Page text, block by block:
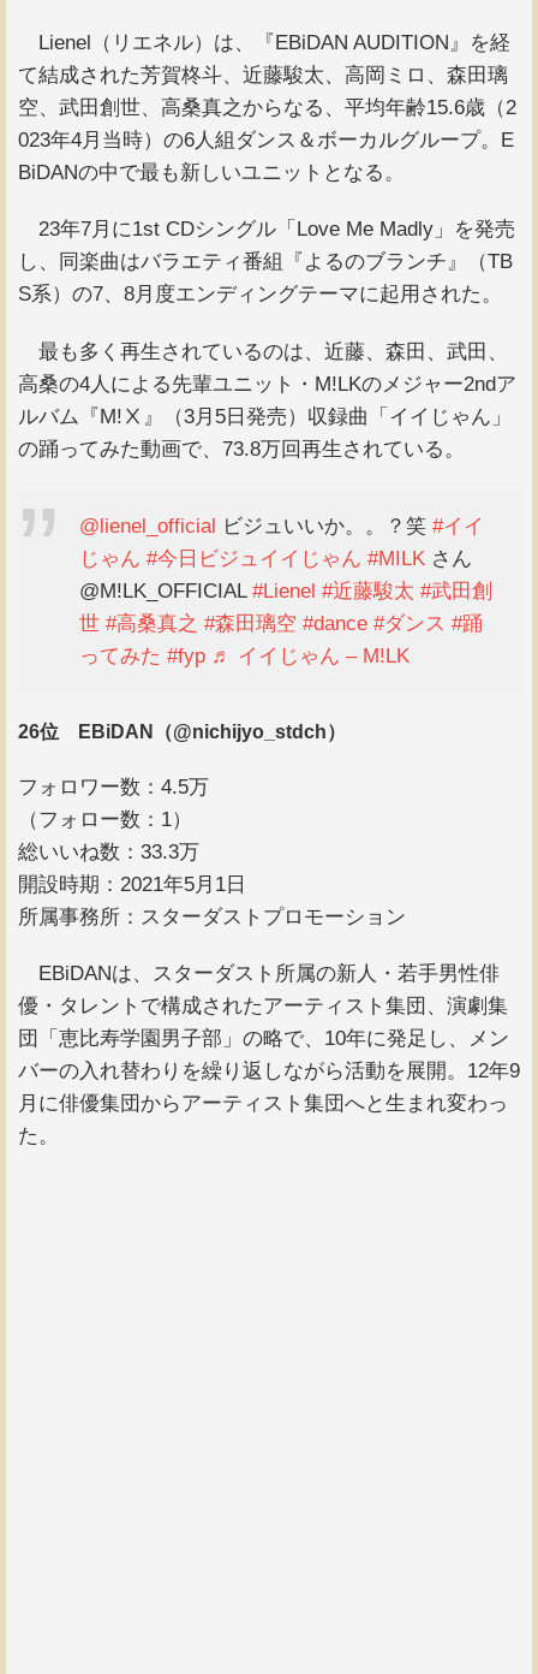
Lienel（リエネル）は、『EBiDAN AUDITION』を経
て結成された芳賀柊斗、近藤駿太、高岡ミロ、森田璃
空、武田創世、高桑真之からなる、平均年齢15.6歳（2
023年4月当時）の6人組ダンス＆ボーカルグループ。E
BiDANの中で最も新しいユニットとなる。
23年7月に1st CDシングル「Love Me Madly」を発売
し、同楽曲はバラエティ番組『よるのブランチ』（TB
S系）の7、8月度エンディングテーマに起用された。
最も多く再生されているのは、近藤、森田、武田、
高桑の4人による先輩ユニット・M!LKのメジャー2ndア
ルバム『M!Ⅹ』（3月5日発売）収録曲「イイじゃん」
の踊ってみた動画で、73.8万回再生されている。
@lienel_official ビジュいいか。。？笑 #イイ
じゃん #今日ビジュイイじゃん #MILK さん
@M!LK_OFFICIAL #Lienel #近藤駿太 #武田創
世 #高桑真之 #森田璃空 #dance #ダンス #踊
ってみた #fyp ♬ イイじゃん – M!LK
26位 EBiDAN（@nichijyo_stdch）
フォロワー数：4.5万
（フォロー数：1）
総いいね数：33.3万
開設時期：2021年5月1日
所属事務所：スターダストプロモーション
EBiDANは、スターダスト所属の新人・若手男性俳
優・タレントで構成されたアーティスト集団、演劇集
団「恵比寿学園男子部」の略で、10年に発足し、メン
バーの入れ替わりを繰り返しながら活動を展開。12年9
月に俳優集団からアーティスト集団へと生まれ変わっ
た。